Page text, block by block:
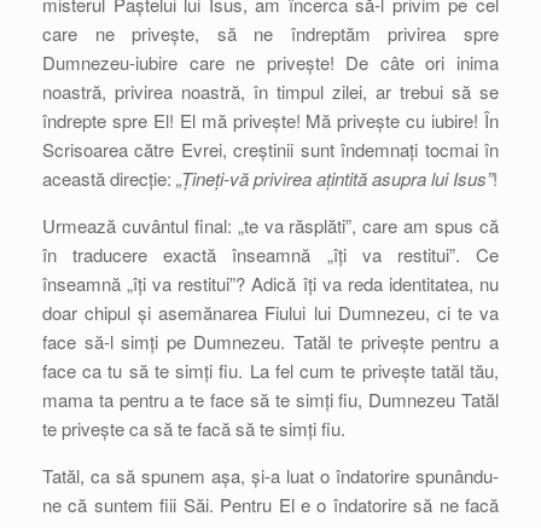
care ne privește, să ne îndreptăm privirea spre
Dumnezeu-iubire care ne privește! De câte ori inima
noastră, privirea noastră, în timpul zilei, ar trebui să se
îndrepte spre El! El mă privește! Mă privește cu iubire! În
Scrisoarea către Evrei, creștinii sunt îndemnați tocmai în
această direcție: „Țineți-vă privirea ațintită asupra lui Isus”!
Urmează cuvântul final: „te va răsplăti”, care am spus că
în traducere exactă înseamnă „îți va restitui”. Ce
înseamnă „îți va restitui”? Adică îți va reda identitatea, nu
doar chipul și asemănarea Fiului lui Dumnezeu, ci te va
face să-l simți pe Dumnezeu. Tatăl te privește pentru a
face ca tu să te simți fiu. La fel cum te privește tatăl tău,
mama ta pentru a te face să te simți fiu, Dumnezeu Tatăl
te privește ca să te facă să te simți fiu.
Tatăl, ca să spunem așa, și-a luat o îndatorire spunându-
ne că suntem fiii Săi. Pentru El e o îndatorire să ne facă